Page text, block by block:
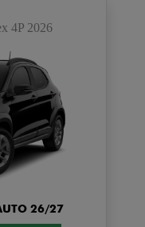
4P 2026
26/27